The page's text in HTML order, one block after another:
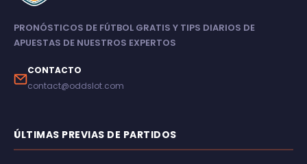
PRONÓSTICOS DE FÚTBOL GRATIS Y TIPS DIARIOS DE
APUESTAS DE NUESTROS EXPERTOS
CONTACTO
contact@oddslot.com
ÚLTIMAS PREVIAS DE PARTIDOS